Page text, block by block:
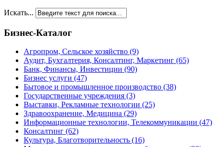
Искать...
Бизнес-Каталог
Агропром, Сельское хозяйство (9)
Аудит, Бухгалтерия, Консалтинг, Маркетинг (65)
Банк, Финансы, Инвестиции (90)
Бизнес услуги (47)
Бытовое и промышленное производство (38)
Государственные учреждения (3)
Выставки, Рекламные технологии (25)
Здравоохранение, Медицина (29)
Информационные технологии, Телекоммуникации (47)
Консалтинг (62)
Культура, Благотворительность (16)